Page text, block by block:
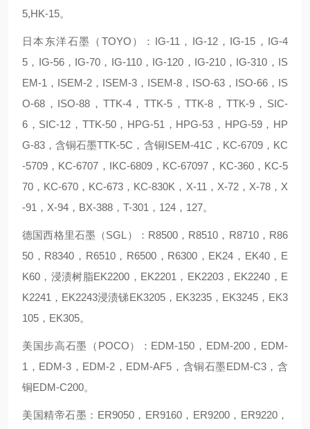
5,HK-15。
日本东洋石墨（TOYO）：IG-11，IG-12，IG-15，IG-4
5，IG-56，IG-70，IG-110，IG-120，IG-210，IG-310，IS
EM-1，ISEM-2，ISEM-3，ISEM-8，ISO-63，ISO-66，IS
O-68，ISO-88，TTK-4，TTK-5，TTK-8，TTK-9，SIC-
6，SIC-12，TTK-50，HPG-51，HPG-53，HPG-59，HP
G-83，含铜石墨TTK-5C，含铜ISEM-41C，KC-6709，KC
-5709，KC-6707，IKC-6809，KC-67097，KC-360，KC-5
70，KC-670，KC-673，KC-830K，X-11，X-72，X-78，X
-91，X-94，BX-388，T-301，124，127。
德国西格里石墨（SGL）：R8500，R8510，R8710，R86
50，R8340，R6510，R6500，R6300，EK24，EK40，E
K60，浸渍树脂EK2200，EK2201，EK2203，EK2240，E
K2241，EK2243浸渍锑EK3205，EK3235，EK3245，EK3
105，EK305。
美国步高石墨（POCO）：EDM-150，EDM-200，EDM-
1，EDM-3，EDM-2，EDM-AF5，含铜石墨EDM-C3，含
铜EDM-C200。
美国精帝石墨：ER9050，ER9160，ER9200，ER9220，